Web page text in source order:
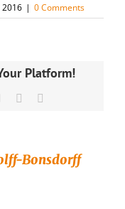
| 0 Comments
Platform!
Pinterest
Bonsdorff